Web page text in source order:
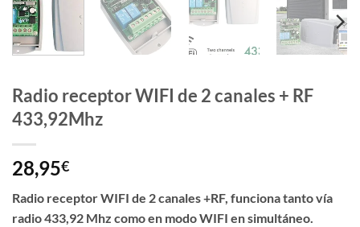
Radio receptor WIFI de 2 canales + RF
433,92Mhz
28,95€
Radio receptor WIFI de 2 canales +RF, funciona tanto vía
radio 433,92 Mhz como en modo WIFI en simultáneo.